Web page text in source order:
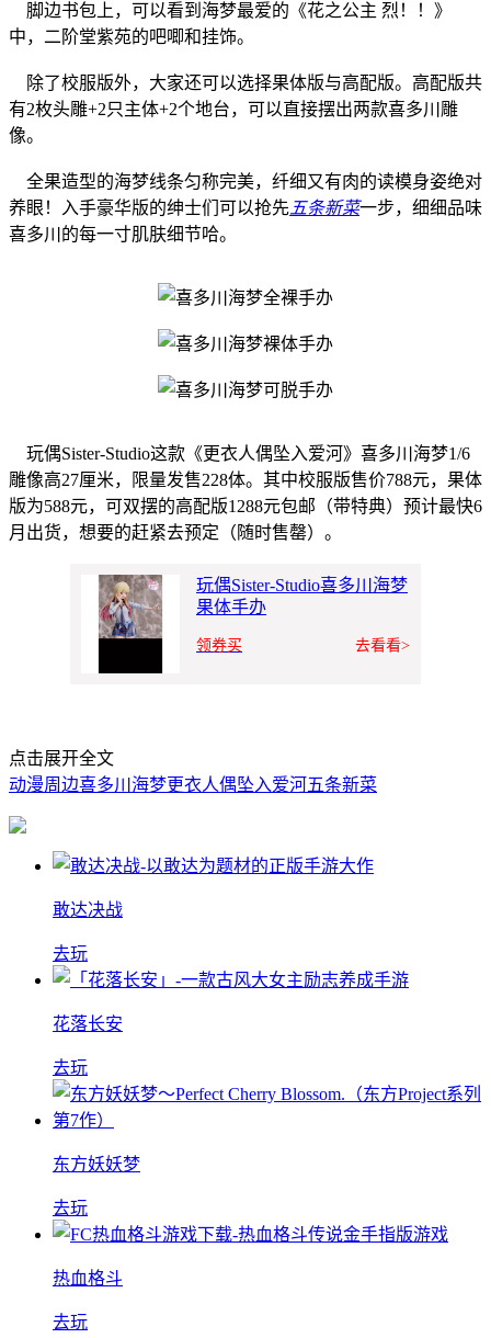
脚边书包上，可以看到海梦最爱的《花之公主 烈！！》
中，二阶堂紫苑的吧唧和挂饰。
除了校服版外，大家还可以选择果体版与高配版。高配版共
有2枚头雕+2只主体+2个地台，可以直接摆出两款喜多川雕
像。
全果造型的海梦线条匀称完美，纤细又有肉的读模身姿绝对
养眼！入手豪华版的绅士们可以抢先 五条新菜一步，细细品味
喜多川的每一寸肌肤细节哈。
玩偶Sister-Studio这款《更衣人偶坠入爱河》喜多川海梦1/6
雕像高27厘米，限量发售228体。其中校服版售价788元，果体
版为588元，可双摆的高配版1288元包邮（带特典）预计最快6
月出货，想要的赶紧去预定（随时售罄）。
玩偶Sister-Studio喜多川海梦
果体手办
去看看>
领券买
点击展开全文
动漫周边喜多川海梦更衣人偶坠入爱河五条新菜
敢达决战
去玩
花落长安
去玩
东方妖妖梦
去玩
热血格斗
去玩